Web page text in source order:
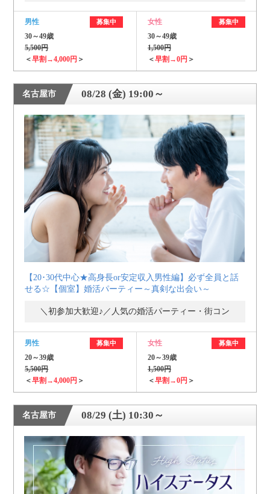
男性 募集中
30～49歳
5,500円
＜早割→4,000円 ＞
女性 募集中
30～49歳
1,500円
＜早割→0円 ＞
名古屋市 08/28 (金) 19:00～
【20･30代中心★高身長or安定収入男性編】必ず全員と話
せる☆【個室】婚活パーティー～真剣な出会い～
＼初参加大歓迎♪／人気の婚活パーティー・街コン
男性 募集中
20～39歳
5,500円
＜早割→4,000円 ＞
女性 募集中
20～39歳
1,500円
＜早割→0円 ＞
名古屋市 08/29 (土) 10:30～